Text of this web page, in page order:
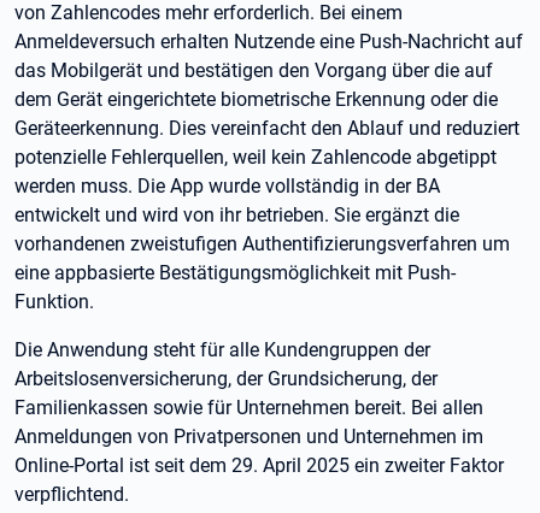
von Zahlencodes mehr erforderlich. Bei einem
Anmeldeversuch erhalten Nutzende eine Push-Nachricht auf
das Mobilgerät und bestätigen den Vorgang über die auf
dem Gerät eingerichtete biometrische Erkennung oder die
Geräteerkennung. Dies vereinfacht den Ablauf und reduziert
potenzielle Fehlerquellen, weil kein Zahlencode abgetippt
werden muss. Die App wurde vollständig in der BA
entwickelt und wird von ihr betrieben. Sie ergänzt die
vorhandenen zweistufigen Authentifizierungsverfahren um
eine appbasierte Bestätigungsmöglichkeit mit Push-
Funktion.
Die Anwendung steht für alle Kundengruppen der
Arbeitslosenversicherung, der Grundsicherung, der
Familienkassen sowie für Unternehmen bereit. Bei allen
Anmeldungen von Privatpersonen und Unternehmen im
Online-Portal ist seit dem 29. April 2025 ein zweiter Faktor
verpflichtend.